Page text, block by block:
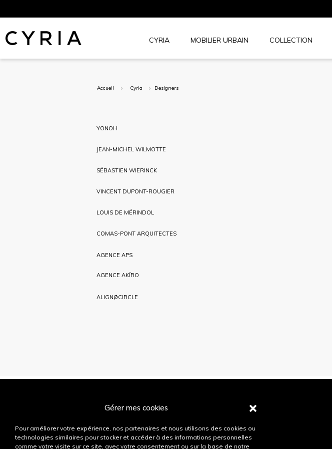
Gérer mes cookies
Pour améliorer votre expérience, nos partenaires et nous utilisons des cookies ou
technologies similaires pour stocker et accéder à des informations personnelles
comme votre visite sur ce site, avec votre consentement ou sur la base de notre
au
contenu
Cyria.net
CYRIA MOBILIER URBAIN COLLECTION
Accueil Designers
Cyria
JEAN-MICHEL WILMOTTE
YONOH
SÉBASTIEN WIERINCK
VINCENT DUPONT-ROUGIER
LOUIS DE MÉRINDOL
COMAS-PONT ARQUITECTES
AGENCE APS
AGENCE AKÏRO
ALIGNØCIRCLE
LA MARQUE